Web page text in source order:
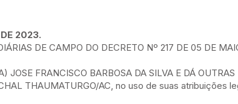
2023.
DE CAMPO DO DECRETO Nº 217 DE 05 DE
JOSE FRANCISCO BARBOSA DA SILVA E DÁ OUTRAS
THAUMATURGO/AC, no uso de suas atribuições